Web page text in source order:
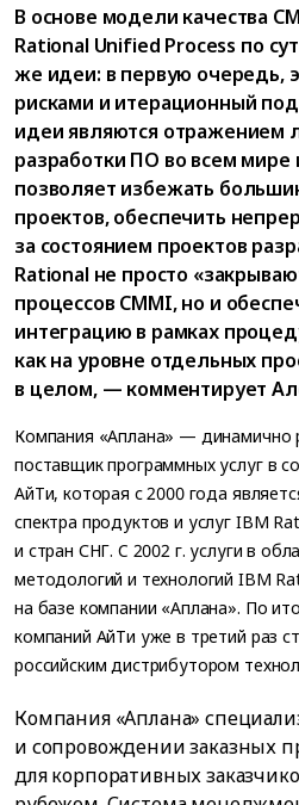
В основе модели качества
Rational Unified Process по
же идеи: в первую очередь,
рисками и итерационный
идеи являются отражением
разработки ПО во всем мире
позволяет избежать
проектов, обеспечить
за состоянием проектов
Rational не просто
процессов CMMI, но и
интеграцию в рамках
как на уровне отдельных
в целом, — комментирует
Компания «Аплана» — динамично
поставщик программных услуг в
АйТи, которая с 2000 года
спектра продуктов и услуг IBM
и стран СНГ. C 2002 г. услуги в
методологий и технологий IBM
на базе компании «Аплана». По
компаний АйТи уже в третий раз
российским дистрибутором
Компания «Аплана»
и сопровождении заказных
для корпоративных